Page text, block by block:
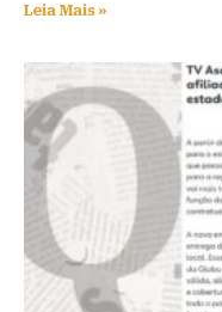
Leia Mais »